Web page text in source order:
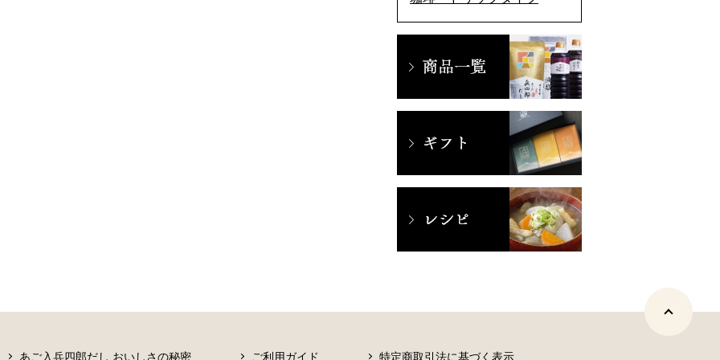
あご入兵四郎だし おいしさの秘密 ご利用ガイド 特定商取引法に基づく表示